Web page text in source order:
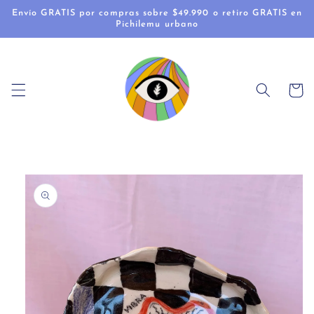
directamente
Envío GRATIS por compras sobre $49.990 o retiro GRATIS en
Pichilemu urbano
Carrito
a la
información
del producto